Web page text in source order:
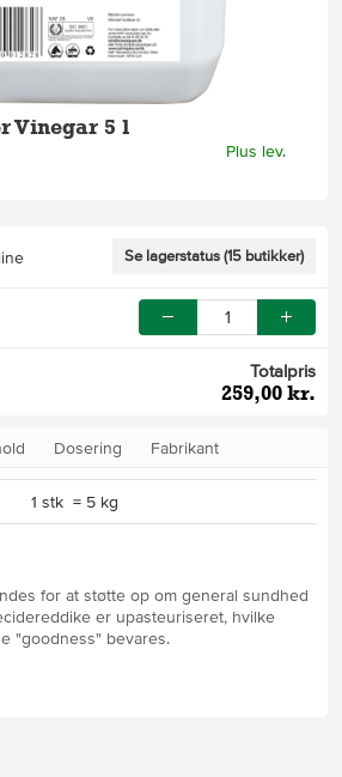
Vinegar 5 l
Plus lev.
Se lagerstatus (15 butikker)
Totalpris
259,00 kr.
Dosering Fabrikant
1 stk = 5 kg
for at støtte op om general sundhed
er upasteuriseret, hvilke
"goodness" bevares.